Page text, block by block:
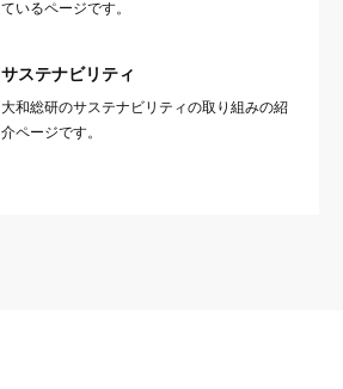
ているページです。
サステナビリティ
大和総研のサステナビリティの取り組みの紹
介ページです。